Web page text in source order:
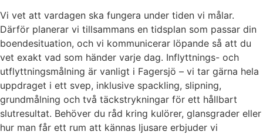
Vi vet att vardagen ska fungera under tiden vi målar.
Därför planerar vi tillsammans en tidsplan som passar din
boendesituation, och vi kommunicerar löpande så att du
vet exakt vad som händer varje dag. Inflyttnings- och
utflyttningsmålning är vanligt i Fagersjö – vi tar gärna hela
uppdraget i ett svep, inklusive spackling, slipning,
grundmålning och två täckstrykningar för ett hållbart
slutresultat. Behöver du råd kring kulörer, glansgrader eller
hur man får ett rum att kännas ljusare erbjuder vi